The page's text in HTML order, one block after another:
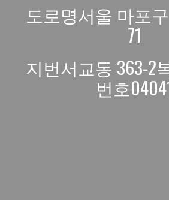
도로명서울 마포
71
지번서교동 363-2
번호